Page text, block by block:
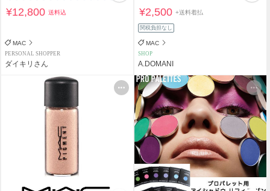
¥12,800送料込
MAC
PERSONAL SHOPPER
ダイキリさん
¥2,500+送料着払
関税負担なし
MAC
SHOP
A.DOMANI